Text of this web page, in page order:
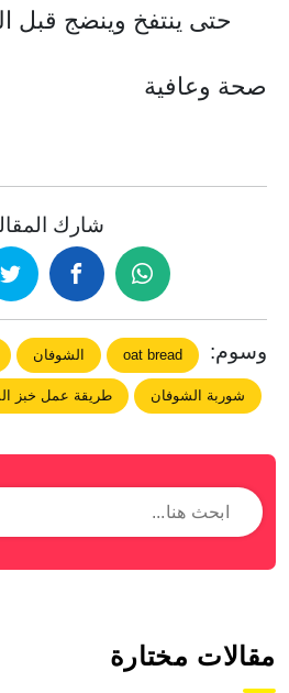
حتى ينتفخ وينضج قبل
صحة وعافية
شارك
وسوم: oat bread الشوفان
شوربة الشوفان طريقة عمل خبز
مقالات مختارة